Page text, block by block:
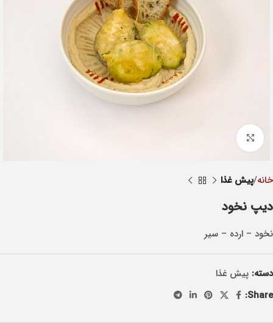
Click to enlarge
خانه پيش غذا
دیپ نخود
نخود – ارده – سير
دسته: پيش غذا
Share: